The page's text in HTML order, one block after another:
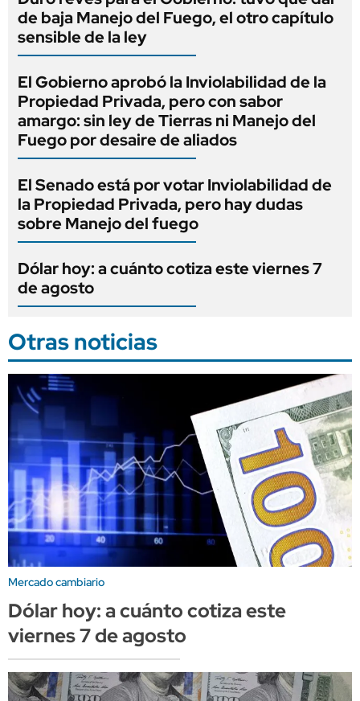
de baja Manejo del Fuego, el otro capítulo
sensible de la ley
El Gobierno aprobó la Inviolabilidad de la
Propiedad Privada, pero con sabor
amargo: sin ley de Tierras ni Manejo del
Fuego por desaire de aliados
El Senado está por votar Inviolabilidad de
la Propiedad Privada, pero hay dudas
sobre Manejo del fuego
Dólar hoy: a cuánto cotiza este viernes 7
de agosto
Otras noticias
Mercado cambiario
Dólar hoy: a cuánto cotiza este
viernes 7 de agosto